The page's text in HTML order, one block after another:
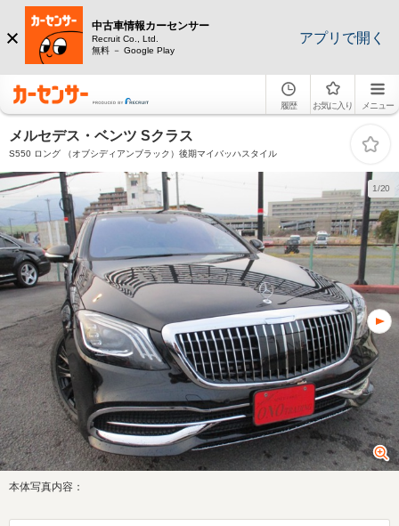
中古車情報カーセンサー
Recruit Co., Ltd.
無料 － Google Play
アプリで開く
履歴 お気に入り メニュー
メルセデス・ベンツ Sクラス
S550 ロング （オブシディアンブラック）後期マイバッハスタイル
1/20
本体写真内容：